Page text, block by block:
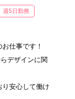
週5日勤務
仕事です！
デザインに関
り安心して働け